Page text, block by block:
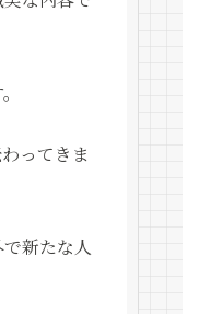
ってきま
新たな人